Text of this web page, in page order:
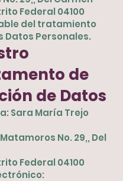
Federal 04100
del tratamiento
Datos Personales.
de
de Datos
Sara María Trejo
No. 29,, Del
Federal 04100